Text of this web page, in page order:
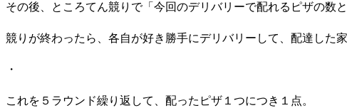
その後、ところてん競りで「今回のデリバリーで配れるピザの数
競りが終わったら、各自が好き勝手にデリバリーして、配達した
・
これを５ラウンド繰り返して、配ったピザ１つにつき１点。